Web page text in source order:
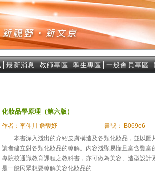
│最新消息 教師專區 │學生專區 一般會員專區
化妝品學原理（第六版）
作者：李仰川 詹馥妤
書號： B069e6
本書深入淺出的介紹皮膚構造及各類化妝品，並以圖
讀者建立對各類化妝品的瞭解。內容淺顯易懂且富含豐富
專院校通識教育課程之教科書，亦可做為美容、造型設計
是一般民眾想要瞭解美容化妝品的...